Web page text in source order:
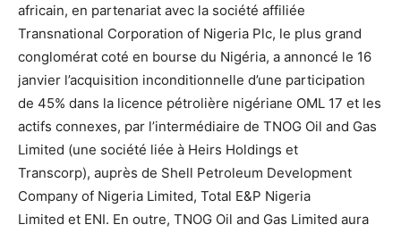
africain, en partenariat avec la société affiliée
Transnational Corporation of Nigeria Plc, le plus grand
conglomérat coté en bourse du Nigéria, a annoncé le 16
janvier l’acquisition inconditionnelle d’une participation
de 45% dans la licence pétrolière nigériane OML 17 et les
actifs connexes, par l’intermédiaire de TNOG Oil and Gas
Limited (une société liée à Heirs Holdings et
Transcorp), auprès de Shell Petroleum Development
Company of Nigeria Limited, Total E&P Nigeria
Limited et ENI. En outre, TNOG Oil and Gas Limited aura